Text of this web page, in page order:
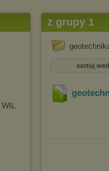
WIL
z grupy 1
geotechnika
sortuj